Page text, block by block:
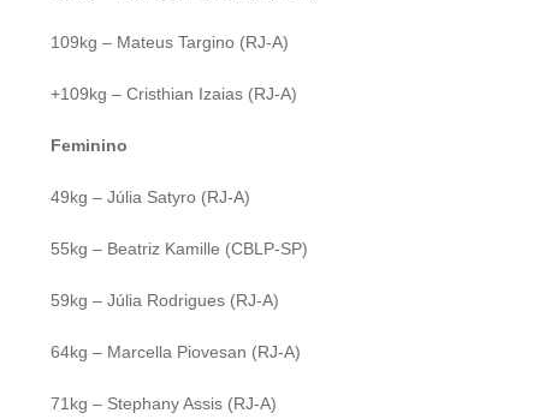
109kg – Mateus Targino (RJ-A)
+109kg – Cristhian Izaias (RJ-A)
Feminino
49kg – Júlia Satyro (RJ-A)
55kg – Beatriz Kamille (CBLP-SP)
59kg – Júlia Rodrigues (RJ-A)
64kg – Marcella Piovesan (RJ-A)
71kg – Stephany Assis (RJ-A)